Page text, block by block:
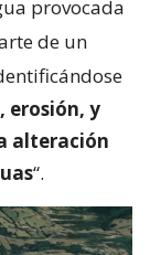
provocada
de un
erosión, y
alteración
“.